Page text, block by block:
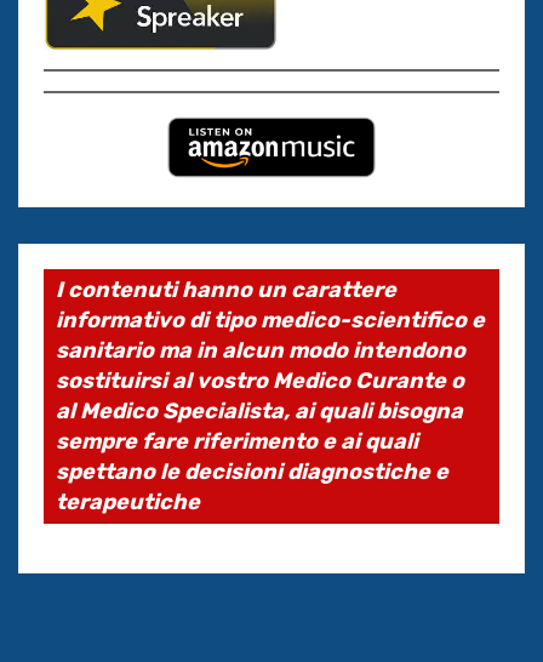
I contenuti hanno un carattere
informativo di tipo medico-scientifico e
sanitario ma in alcun modo intendono
sostituirsi al vostro Medico Curante o
al Medico Specialista, ai quali bisogna
sempre fare riferimento e ai quali
spettano le decisioni diagnostiche e
terapeutiche